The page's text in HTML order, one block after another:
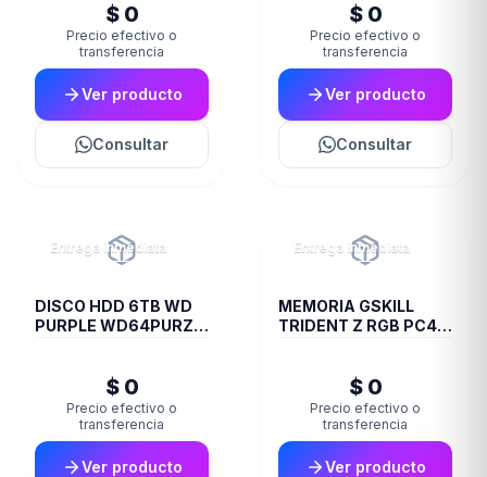
$ 0
Precio efectivo o
transferencia
Ver producto
Consultar
$ 0
Precio efectivo o
transferencia
Ver producto
Consultar
Entrega inmediata
DISCO HDD 6TB WD
PURPLE WD64PURZ
$ 0
Precio efectivo o
transferencia
Ver producto
Entrega inmediata
MEMORIA GSKILL
TRIDENT Z RGB PC4
$ 0
Precio efectivo o
transferencia
Ver producto